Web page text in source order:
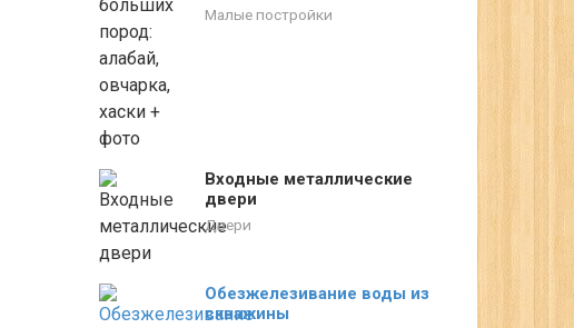
Малые постройки
Входные металлические
двери
Двери
Обезжелезивание воды из
скважины